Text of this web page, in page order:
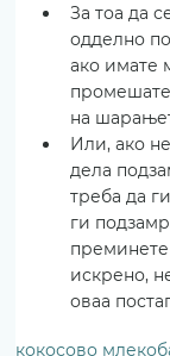
За тоа да
одделно
ако имате
на
Или, ако
дела
треба да
ги
искрено,
оваа
кокосово млеко